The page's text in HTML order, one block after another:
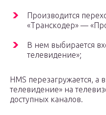
Производится
«Транскодер» —
В нем выбирается
телевидение»;
HMS перезагружается, а
телевидение» на
доступных каналов.